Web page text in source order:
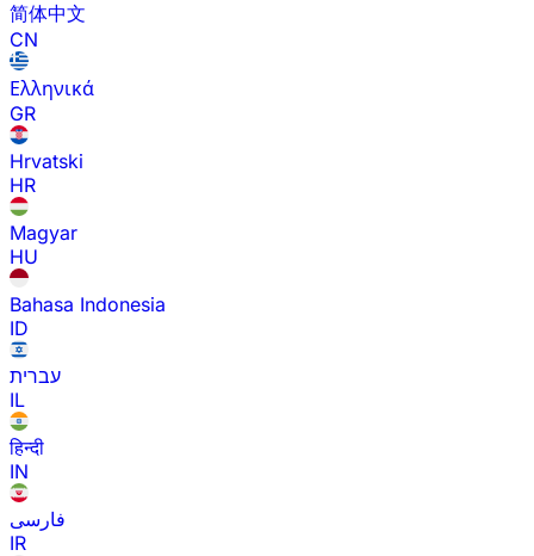
简体中文
CN
Ελληνικά
GR
Hrvatski
HR
Magyar
HU
Bahasa Indonesia
ID
עברית
IL
हिन्दी
IN
فارسی
IR